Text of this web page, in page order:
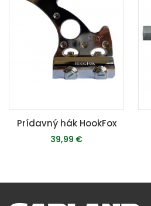
Prídavný hák HookFox
39,99 €